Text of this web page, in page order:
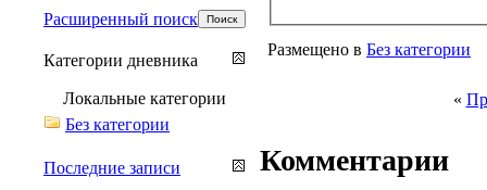
Размещено в Без категории
«
Комментарии
Расширенный поиск
Категории дневника
Локальные категории
Без категории
Последние записи